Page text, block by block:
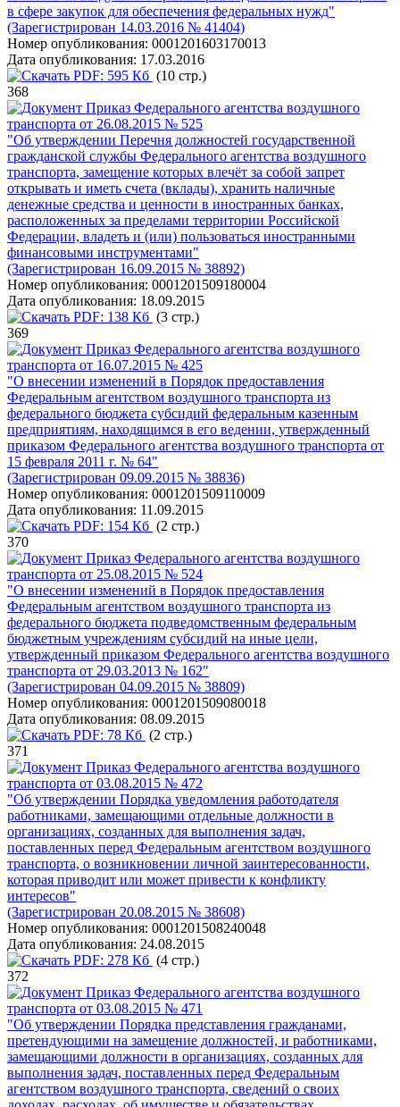
в сфере закупок для обеспечения федеральных нужд"
(Зарегистрирован 14.03.2016 № 41404)
Номер опубликования: 0001201603170013
Дата опубликования: 17.03.2016
PDF: 595 Кб (10 стр.)
368
Приказ Федерального агентства воздушного
транспорта от 26.08.2015 № 525
"Об утверждении Перечня должностей государственной
гражданской службы Федерального агентства воздушного
транспорта, замещение которых влечёт за собой запрет
открывать и иметь счета (вклады), хранить наличные
денежные средства и ценности в иностранных банках,
расположенных за пределами территории Российской
Федерации, владеть и (или) пользоваться иностранными
финансовыми инструментами"
(Зарегистрирован 16.09.2015 № 38892)
Номер опубликования: 0001201509180004
Дата опубликования: 18.09.2015
PDF: 138 Кб (3 стр.)
369
Приказ Федерального агентства воздушного
транспорта от 16.07.2015 № 425
"О внесении изменений в Порядок предоставления
Федеральным агентством воздушного транспорта из
федерального бюджета субсидий федеральным казенным
предприятиям, находящимся в его ведении, утвержденный
приказом Федерального агентства воздушного транспорта от
15 февраля 2011 г. № 64"
(Зарегистрирован 09.09.2015 № 38836)
Номер опубликования: 0001201509110009
Дата опубликования: 11.09.2015
PDF: 154 Кб (2 стр.)
370
Приказ Федерального агентства воздушного
транспорта от 25.08.2015 № 524
"О внесении изменений в Порядок предоставления
Федеральным агентством воздушного транспорта из
федерального бюджета подведомственным федеральным
бюджетным учреждениям субсидий на иные цели,
утвержденный приказом Федерального агентства воздушного
транспорта от 29.03.2013 № 162"
(Зарегистрирован 04.09.2015 № 38809)
Номер опубликования: 0001201509080018
Дата опубликования: 08.09.2015
PDF: 78 Кб (2 стр.)
371
Приказ Федерального агентства воздушного
транспорта от 03.08.2015 № 472
"Об утверждении Порядка уведомления работодателя
работниками, замещающими отдельные должности в
организациях, созданных для выполнения задач,
поставленных перед Федеральным агентством воздушного
транспорта, о возникновении личной заинтересованности,
которая приводит или может привести к конфликту
интересов"
(Зарегистрирован 20.08.2015 № 38608)
Номер опубликования: 0001201508240048
Дата опубликования: 24.08.2015
PDF: 278 Кб (4 стр.)
372
Приказ Федерального агентства воздушного
транспорта от 03.08.2015 № 471
"Об утверждении Порядка представления гражданами,
претендующими на замещение должностей, и работниками,
замещающими должности в организациях, созданных для
выполнения задач, поставленных перед Федеральным
агентством воздушного транспорта, сведений о своих